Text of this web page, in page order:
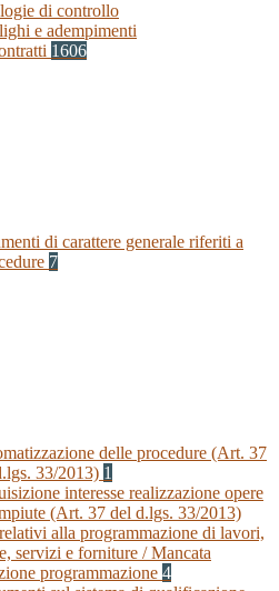
di controllo
e adempimenti
1606
di carattere generale riferiti a
7
delle procedure (Art. 37
33/2013) 1
interesse realizzazione opere
(Art. 37 del d.lgs. 33/2013)
alla programmazione di lavori,
servizi e forniture / Mancata
programmazione 4